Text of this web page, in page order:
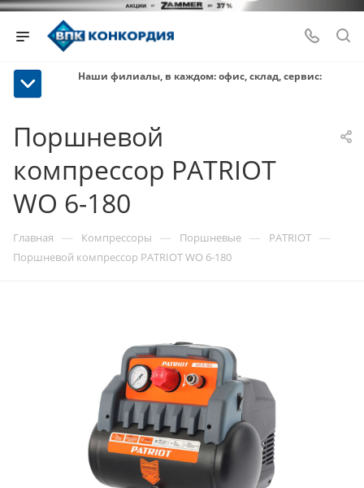
Наши филиалы, в каждом: офис, склад, сервис:
Поршневой
компрессор PATRIOT
WO 6-180
Главная — Компрессоры — Поршневые — PATRIOT —
Поршневой компрессор PATRIOT WO 6-180